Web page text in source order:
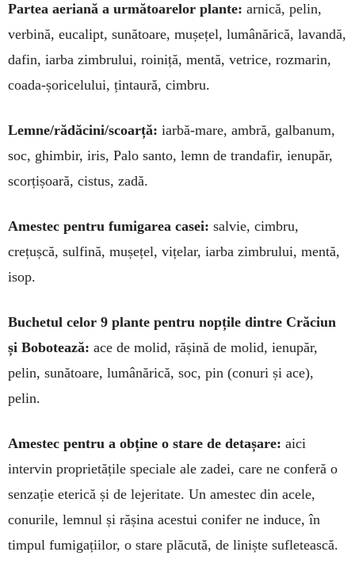
Partea aeriană a următoarelor plante: arnică, pelin,
verbină, euca­lipt, sunătoare, mușețel, lumânărică, lavandă,
dafin, iarba zimbrului, roi­niță, mentă, vetrice, rozmarin,
coada-șoricelului, țintaură, cimbru.
Lemne/rădăcini/scoarță: iarbă-mare, ambră, galbanum,
soc, ghimbir, iris, Palo santo, lemn de trandafir, ienupăr,
scorțișoară, cistus, zadă.
Amestec pentru fumigarea casei: salvie, cimbru,
crețușcă, sulfină, mușețel, vițelar, iarba zimbrului, mentă,
isop.
Buchetul celor 9 plan­te pentru nopțile din­tre Crăciun
și Bobo­tea­ză: ace de molid, rășină de molid, ienupăr,
pelin, su­­nătoare, lumânărică, soc, pin (conuri și ace),
pelin.
Amestec pentru a obține o stare de deta­șare: aici
intervin proprietățile speciale ale zadei, care ne conferă o
senzație eterică și de lejeritate. Un amestec din acele,
conurile, lemnul și rășina acestui conifer ne induce, în
timpul fumigațiilor, o stare plăcută, de liniște sufletească.